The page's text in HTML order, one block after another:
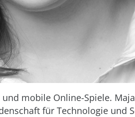
mobile Online-Spiele.
für Technologie und